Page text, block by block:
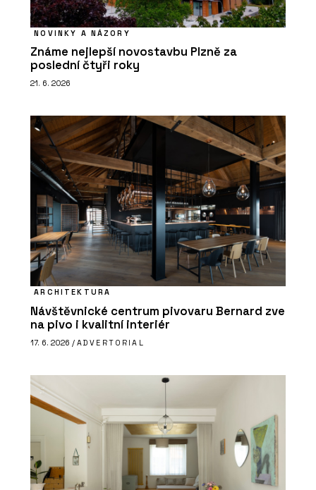
NOVINKY A NÁZORY
Známe nejlepší novostavbu Plzně za
poslední čtyři roky
21. 6. 2026
ARCHITEKTURA
Návštěvnické centrum pivovaru Bernard zve
na pivo i kvalitní interiér
17. 6. 2026 / ADVERTORIAL